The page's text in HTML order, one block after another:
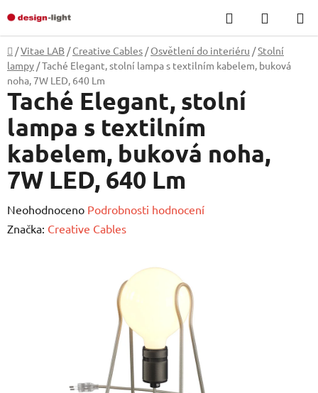
na
obsah
Hledat
KOŠÍK
Domů
/Vitae LAB / Creative Cables / Osvětlení do interiéru /Stolní
lampy /Taché Elegant, stolní lampa s textilním kabelem, buková
noha, 7W LED, 640 Lm
Taché Elegant, stolní
lampa s textilním
kabelem, buková noha,
7W LED, 640 Lm
Průměrné
hodnocení
Neohodnoceno Podrobnosti hodnocení
Značka: Creative Cables